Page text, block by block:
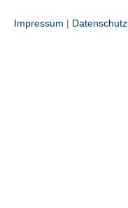
Impressum | Datenschutz